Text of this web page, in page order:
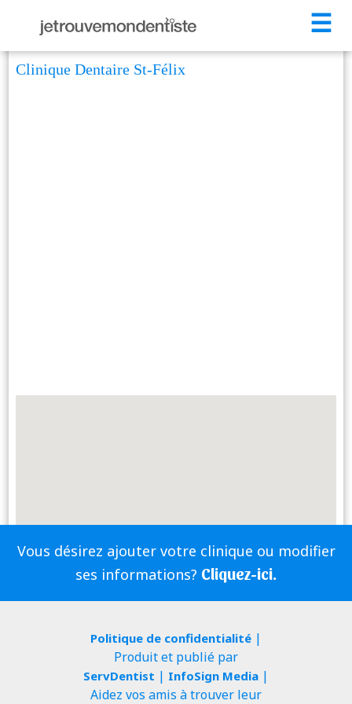
☰
Clinique Dentaire St-Félix
Vous désirez ajouter votre clinique ou modifier
ses informations? Cliquez-ici.
Politique de confidentialité|
Produit et publié par
ServDentist | InfoSign Media|
Aidez vos amis à trouver leur